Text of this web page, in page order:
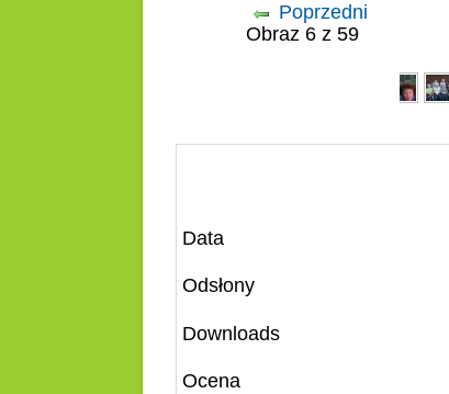
Poprzedni
Obraz 6 z 59
Data
Odsłony
Downloads
Ocena